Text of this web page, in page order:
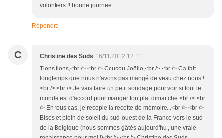
volontiers !! bonne journee
Répondre
C Christine des Suds 16/11/2012 12:11
Tiens tiens,<br /> <br /> Coucou Joëlle,<br /> <br /> Ca fait
longtemps que nous n'avons pas mangé de veau chez nous !
<br /> <br /> Je vais faire un petit sondage pour voir si tout le
monde est d'accord pour manger ton plat dimanche.<br /> <br
/> En tous cas, je recopie la recette de mémoire...<br /> <br />
Bises et plein de soleil du sud-ouest de la France vers le sud
de la Belgique (nous sommes gâtés aujourd'hui, une vraie